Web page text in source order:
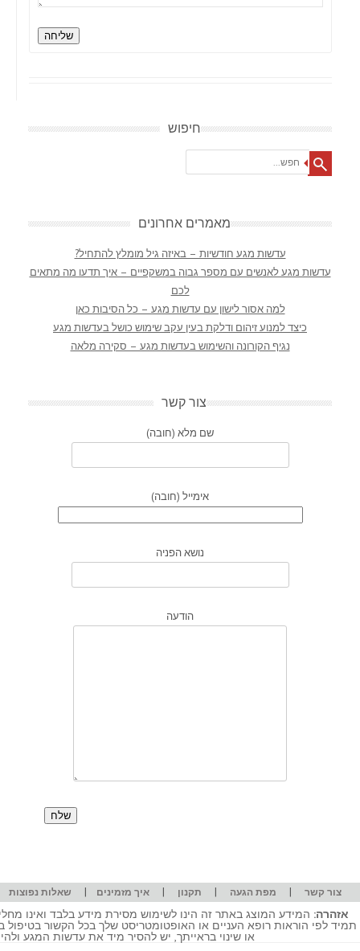
שליחה
חיפוש
מאמרים אחרונים
עדשות מגע חודשיות – באיזה גיל מומלץ להתחיל?
עדשות מגע לאנשים עם מספר גבוה במשקפיים – איך תדעו מה מתאים
לכם
למה אסור לישון עם עדשות מגע – כל הסיבות כאן
כיצד למנוע זיהום ודלקת בעין עקב שימוש כושל בעדשות מגע
נגיף הקורונה והשימוש בעדשות מגע – סקירה מלאה
צור קשר
שם מלא (חובה)
אימייל (חובה)
נושא הפניה
הודעה
צור קשר | מפת הגעה | תקנון |איך מזמינים | שאלות נפוצות
אזהרה: המידע המוצג באתר זה הינו לשימוש מסירת מידע בלבד ואינו
תמיד לפי הוראות רופא העניים או האופטומטריסט שלך בכל הקשור
או שינוי בראייתך, יש להסיר מיד את עדשות המגע